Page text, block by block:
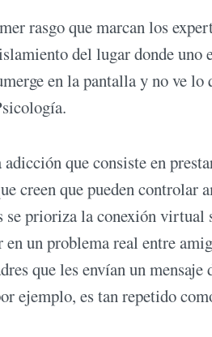
rasgo que marcan los
del lugar donde uno
en la pantalla y no ve lo
que consiste en
creen que pueden controlar
se prioriza la conexión virtual
un problema real entre
que les envían un mensaje
ejemplo, es tan repetido